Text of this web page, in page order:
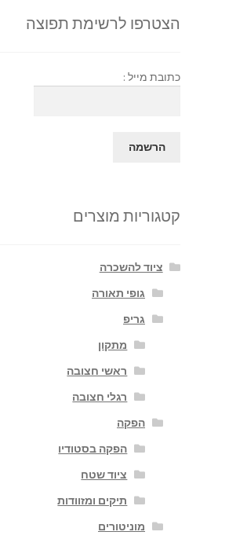
הצטרפו לרשימת תפוצה
כתובת מייל :
קטגוריות מוצרים
ציוד להשכרה
גופי תאורה
גריפ
מתקון
ראשי חצובה
רגלי חצובה
הפקה
הפקה בסטודיו
ציוד שטח
תיקים ומזוודות
מוניטורים